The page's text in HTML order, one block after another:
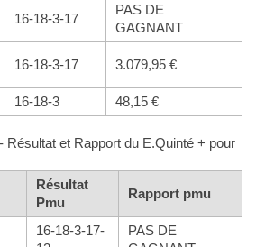
16-18-3-17
PAS DE
GAGNANT
16-18-3-17 3.079,95 €
16-18-3 48,15 €
Résultat et Rapport du E.Quinté + pour
Résultat
Pmu
Rapport pmu
16-18-3-17-
PAS DE